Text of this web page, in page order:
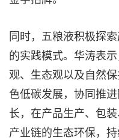
同时，五粮液积极探
的实践模式。华涛表
观、生态观以及自然
色低碳发展，协同推
长，在产品生产、包
产业链的生态环保，